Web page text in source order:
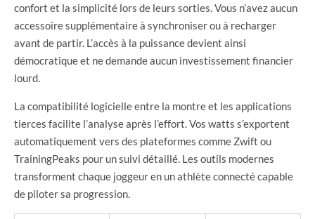
confort et la simplicité lors de leurs sorties. Vous n’avez aucun
accessoire supplémentaire à synchroniser ou à recharger
avant de partir. L’accès à la puissance devient ainsi
démocratique et ne demande aucun investissement financier
lourd.
La compatibilité logicielle entre la montre et les applications
tierces facilite l’analyse après l’effort. Vos watts s’exportent
automatiquement vers des plateformes comme Zwift ou
TrainingPeaks pour un suivi détaillé. Les outils modernes
transforment chaque joggeur en un athlète connecté capable
de piloter sa progression.